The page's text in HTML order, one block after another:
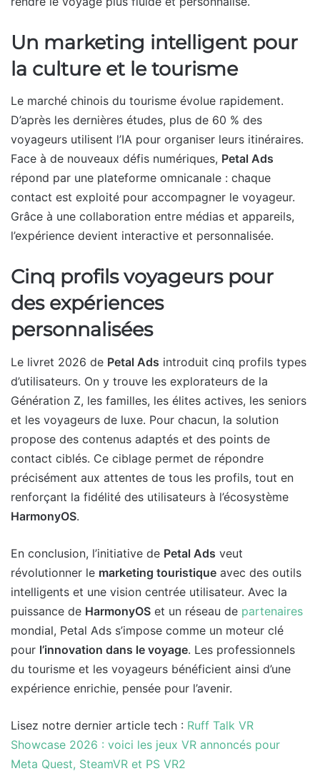
Un marketing intelligent pour
la culture et le tourisme
Le marché chinois du tourisme évolue rapidement.
D’après les dernières études, plus de 60 % des
voyageurs utilisent l’IA pour organiser leurs itinéraires.
Face à de nouveaux défis numériques, Petal Ads
répond par une plateforme omnicanale : chaque
contact est exploité pour accompagner le voyageur.
Grâce à une collaboration entre médias et appareils,
l’expérience devient interactive et personnalisée.
Cinq profils voyageurs pour
des expériences
personnalisées
Le livret 2026 de Petal Ads introduit cinq profils types
d’utilisateurs. On y trouve les explorateurs de la
Génération Z, les familles, les élites actives, les seniors
et les voyageurs de luxe. Pour chacun, la solution
propose des contenus adaptés et des points de
contact ciblés. Ce ciblage permet de répondre
précisément aux attentes de tous les profils, tout en
renforçant la fidélité des utilisateurs à l’écosystème
HarmonyOS.
En conclusion, l’initiative de Petal Ads veut
révolutionner le marketing touristique avec des outils
intelligents et une vision centrée utilisateur. Avec la
puissance de HarmonyOS et un réseau de partenaires
mondial, Petal Ads s’impose comme un moteur clé
pour l’innovation dans le voyage. Les professionnels
du tourisme et les voyageurs bénéficient ainsi d’une
expérience enrichie, pensée pour l’avenir.
Lisez notre dernier article tech : Ruff Talk VR
Showcase 2026 : voici les jeux VR annoncés pour
Meta Quest, SteamVR et PS VR2